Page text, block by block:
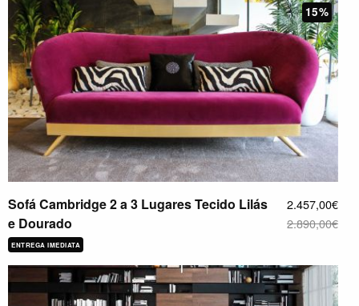
15%
Sofá Cambridge 2 a 3 Lugares Tecido Lilás
e Dourado
ENTREGA IMEDIATA
2.457,00€
2.890,00€